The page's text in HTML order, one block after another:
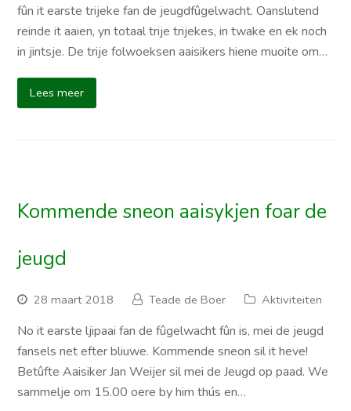
fûn it earste trijeke fan de jeugdfûgelwacht. Oanslutend
reinde it aaien, yn totaal trije trijekes, in twake en ek noch
in jintsje. De trije folwoeksen aaisikers hiene muoite om…
Lees meer
Kommende sneon aaisykjen foar de
jeugd
28 maart 2018 Teade de Boer Aktiviteiten
No it earste ljipaai fan de fûgelwacht fûn is, mei de jeugd
fansels net efter bliuwe. Kommende sneon sil it heve!
Betûfte Aaisiker Jan Weijer sil mei de Jeugd op paad. We
sammelje om 15.00 oere by him thús en…